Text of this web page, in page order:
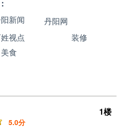
新闻
丹阳网
视点
装修
美食
1楼
5.0分